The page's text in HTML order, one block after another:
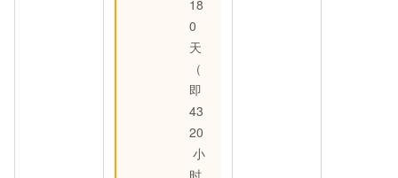
18
0
天
（
即
43
20
小
时